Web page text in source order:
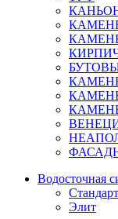
Водосточная
Стандарт
Элит